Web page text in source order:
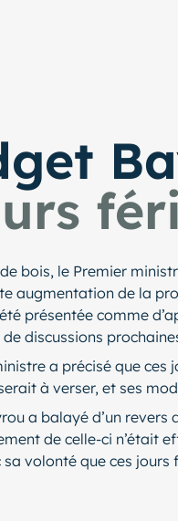
bois, le Premier
augmentation de la
présentée comme
discussions
a précisé que
à verser, et ses
a balayé d’un
de celle-ci n’était
volonté que ces